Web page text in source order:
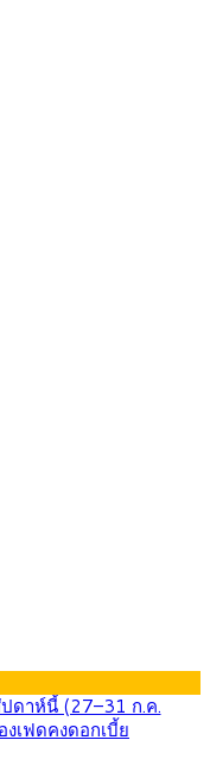
ดาห์นี้ (27–31 ก.ค.
เฟดคงดอกเบี้ย